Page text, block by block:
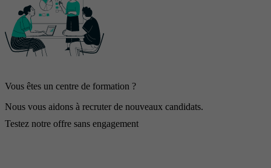
Vous êtes un centre de formation ?
Nous vous aidons à recruter de nouveaux candidats.
Testez notre offre sans engagement